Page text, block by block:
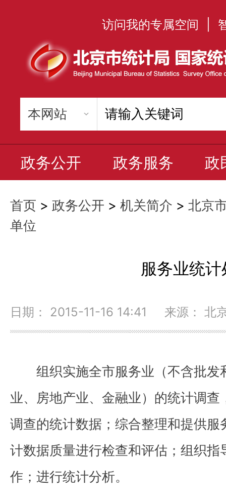
访问我的专属空间
政务公开 政务服务 政
首页 > 政务公开 > 机关简介 > 北京
单位
服务业统计
日期： 2015-11-16 14:41 来源： 北
组织实施全市服务业（不含批发
业、房地产业、金融业）的统计调
调查的统计数据；综合整理和提供
计数据质量进行检查和评估；组织指
作；进行统计分析。